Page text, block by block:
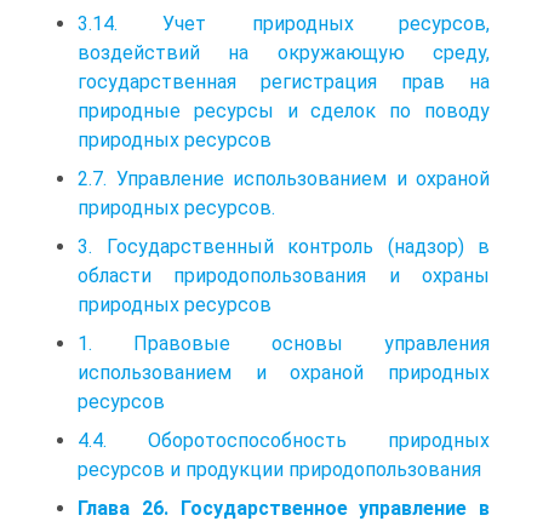
3.14. Учет природных ресурсов,
воздействий на окружающую среду,
государственная регистрация прав на
природные ресурсы и сделок по поводу
природных ресурсов
2.7. Управление использованием и охраной
природных ресурсов.
3. Государственный контроль (надзор) в
области природопользования и охраны
природных ресурсов
1. Правовые основы управления
использованием и охраной природных
ресурсов
4.4. Оборотоспособность природных
ресурсов и продукции природопользования
Глава 26. Государственное управление в